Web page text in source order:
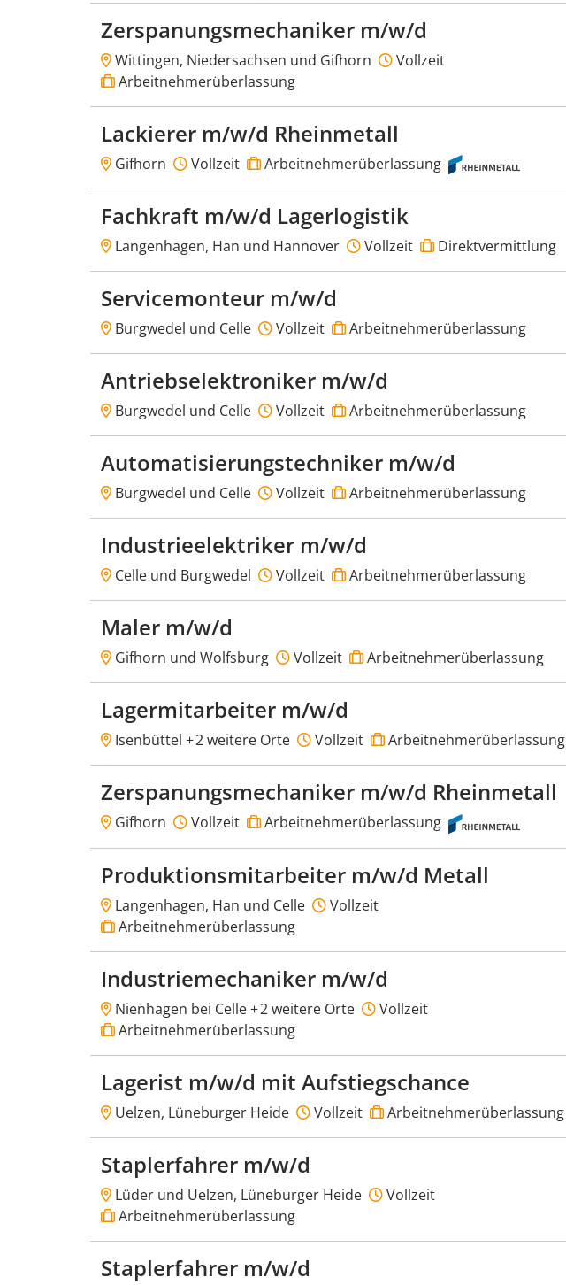
Zerspanungsmechaniker m/w/d
Wittingen, Niedersachsen und Gifhorn
Vollzeit
Arbeitnehmerüberlassung
Lackierer m/w/d Rheinmetall
Gifhorn Vollzeit Arbeitnehmerüberlassung
Fachkraft m/w/d Lagerlogistik
Langenhagen, Han und Hannover Vollzeit Direktvermittlung
Servicemonteur m/w/d
Burgwedel und Celle Vollzeit Arbeitnehmerüberlassung
Antriebselektroniker m/w/d
Burgwedel und Celle Vollzeit Arbeitnehmerüberlassung
Automatisierungstechniker m/w/d
Burgwedel und Celle Vollzeit Arbeitnehmerüberlassung
Industrieelektriker m/w/d
Celle und Burgwedel Vollzeit Arbeitnehmerüberlassung
Maler m/w/d
Gifhorn und Wolfsburg Vollzeit Arbeitnehmerüberlassung
Lagermitarbeiter m/w/d
Isenbüttel +2 weitere Orte Vollzeit Arbeitnehmerüberlassung
Zerspanungsmechaniker m/w/d Rheinmetall
Gifhorn Vollzeit Arbeitnehmerüberlassung
Produktionsmitarbeiter m/w/d Metall
Langenhagen, Han und Celle
Vollzeit
Arbeitnehmerüberlassung
Industriemechaniker m/w/d
Nienhagen bei Celle +2 weitere Orte
Vollzeit
Arbeitnehmerüberlassung
Lagerist m/w/d mit Aufstiegschance
Uelzen, Lüneburger Heide Vollzeit Arbeitnehmerüberlassung
Staplerfahrer m/w/d
Lüder und Uelzen, Lüneburger Heide
Vollzeit
Arbeitnehmerüberlassung
Staplerfahrer m/w/d